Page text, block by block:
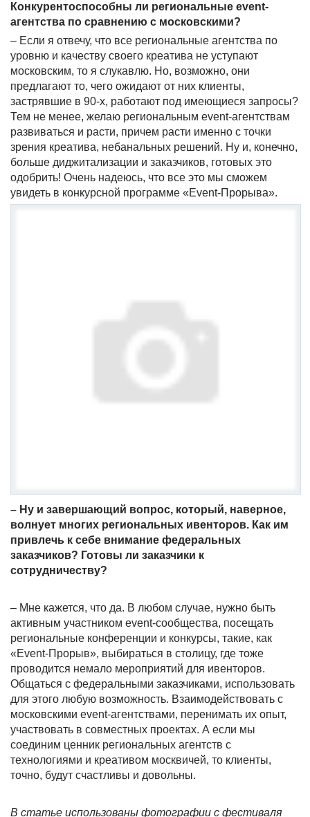
Конкурентоспособны ли региональные event-
агентства по сравнению с московскими?
– Если я отвечу, что все региональные агентства по
уровню и качеству своего креатива не уступают
московским, то я слукавлю. Но, возможно, они
предлагают то, чего ожидают от них клиенты,
застрявшие в 90-х, работают под имеющиеся запросы?
Тем не менее, желаю региональным event-агентствам
развиваться и расти, причем расти именно с точки
зрения креатива, небанальных решений. Ну и, конечно,
больше диджитализации и заказчиков, готовых это
одобрить! Очень надеюсь, что все это мы сможем
увидеть в конкурсной программе «Event-Прорыва».
– Ну и завершающий вопрос, который, наверное,
волнует многих региональных ивенторов. Как им
привлечь к себе внимание федеральных
заказчиков? Готовы ли заказчики к
сотрудничеству?
– Мне кажется, что да. В любом случае, нужно быть
активным участником event-сообщества, посещать
региональные конференции и конкурсы, такие, как
«Event-Прорыв», выбираться в столицу, где тоже
проводится немало мероприятий для ивенторов.
Общаться с федеральными заказчиками, использовать
для этого любую возможность. Взаимодействовать с
московскими event-агентствами, перенимать их опыт,
участвовать в совместных проектах. А если мы
соединим ценник региональных агентств с
технологиями и креативом москвичей, то клиенты,
точно, будут счастливы и довольны.
В статье использованы фотографии с фестиваля